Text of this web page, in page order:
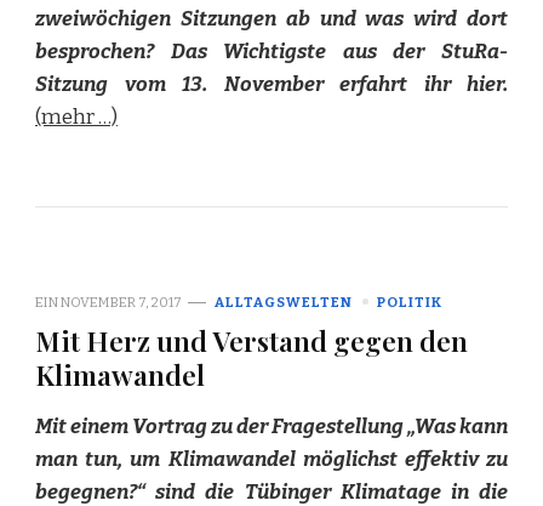
zweiwöchigen Sitzungen ab und was wird dort
besprochen? Das Wichtigste aus der StuRa-
Sitzung vom 13. November erfahrt ihr hier.
(mehr …)
EINNOVEMBER 7, 2017 ALLTAGSWELTEN POLITIK
Mit Herz und Verstand gegen den
Klimawandel
Mit einem Vortrag zu der Fragestellung „Was kann
man tun, um Klimawandel möglichst effektiv zu
begegnen?“ sind die Tübinger Klimatage in die